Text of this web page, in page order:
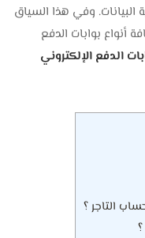
وفي هذا السياق
أنواع بوابات الدفع
الدفع الإلكتروني
التاجر ؟